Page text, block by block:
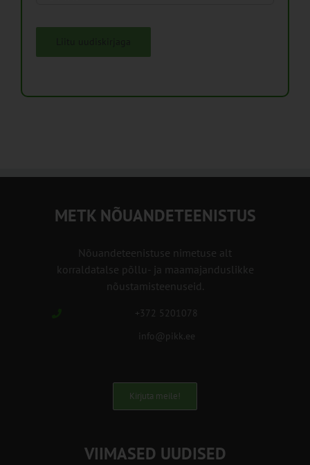
METK NÕUANDETEENISTUS
Nõuandeteenistuse nimetuse alt
korraldatalse põllu- ja maamajanduslikke
nõustamisteenuseid.
+372 5201078
info@pikk.ee
Kirjuta meile!
VIIMASED UUDISED